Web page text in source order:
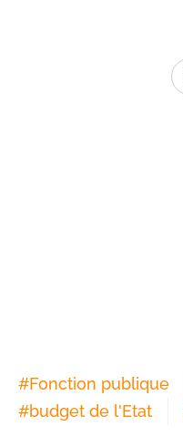
#Fonction publique
#budget de l'Etat